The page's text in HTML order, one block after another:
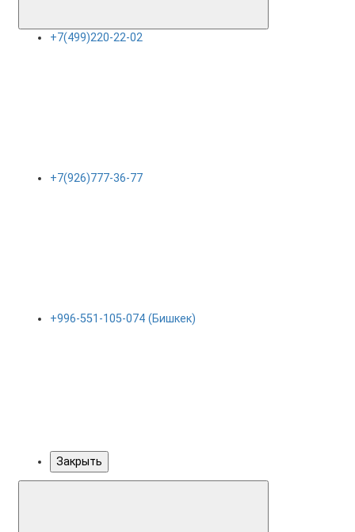
+7(499)220-22-02
+7(926)777-36-77
+996-551-105-074 (Бишкек)
Закрыть